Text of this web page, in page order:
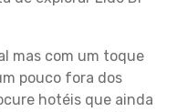
mas com um toque
pouco fora dos
hotéis que ainda